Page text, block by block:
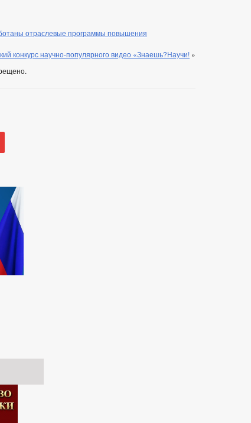
отраслевые программы повышения
конкурс научно-популярного видео «Знаешь?Научи! »